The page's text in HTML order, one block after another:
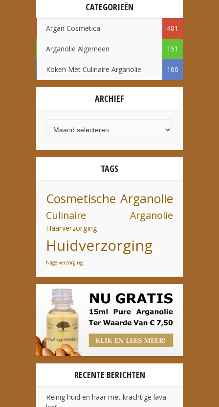
CATEGORIEËN
Argan Cosmetica 401
Arganolie Algemeen 151
Koken Met Culinaire Arganolie 106
ARCHIEF
TAGS
Cosmetische Arganolie
Culinaire Arganolie
Haarverzorging
Huidverzorging
Nagelverzorging
RECENTE BERICHTEN
Reinig huid en haar met krachtige lava